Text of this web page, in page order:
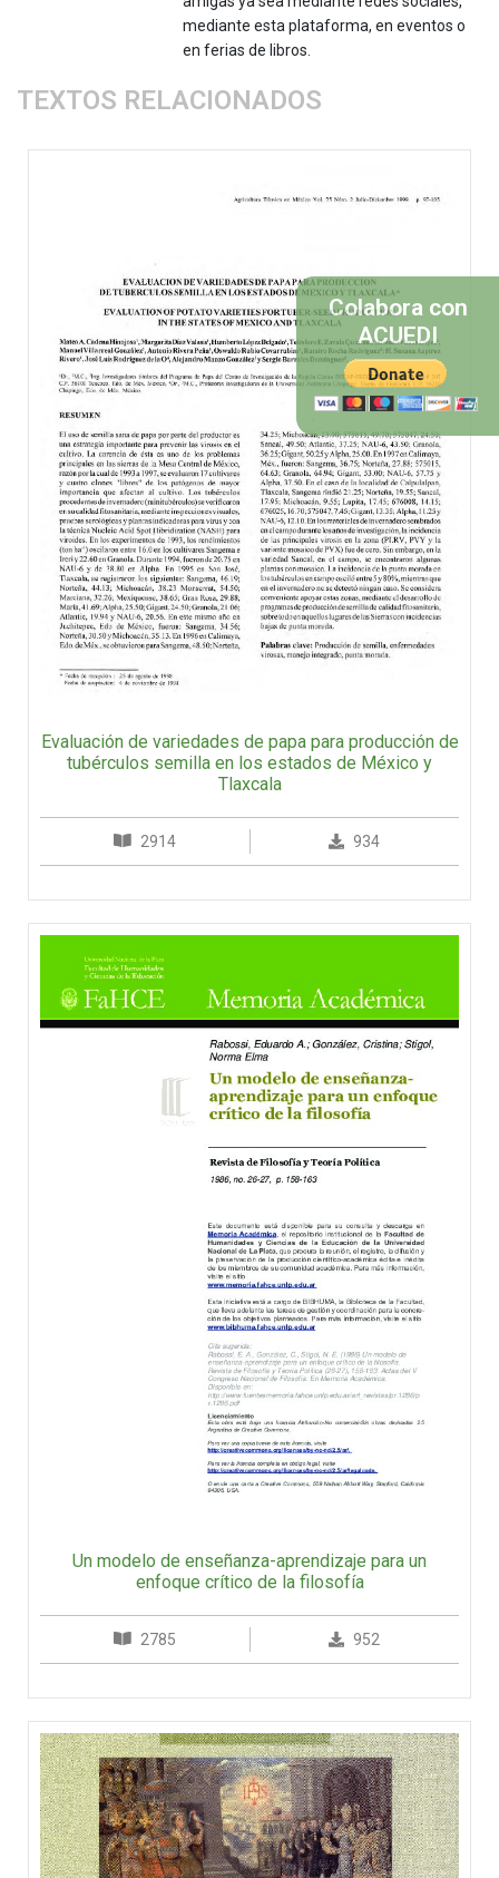
mediante esta plataforma, en eventos o
en ferias de libros.
TEXTOS RELACIONADOS
Evaluación de variedades de papa para producción de
tubérculos semilla en los estados de México y
Tlaxcala
2914 934
Un modelo de enseñanza-aprendizaje para un
enfoque crítico de la filosofía
2785 952
Colabora con
ACUEDI